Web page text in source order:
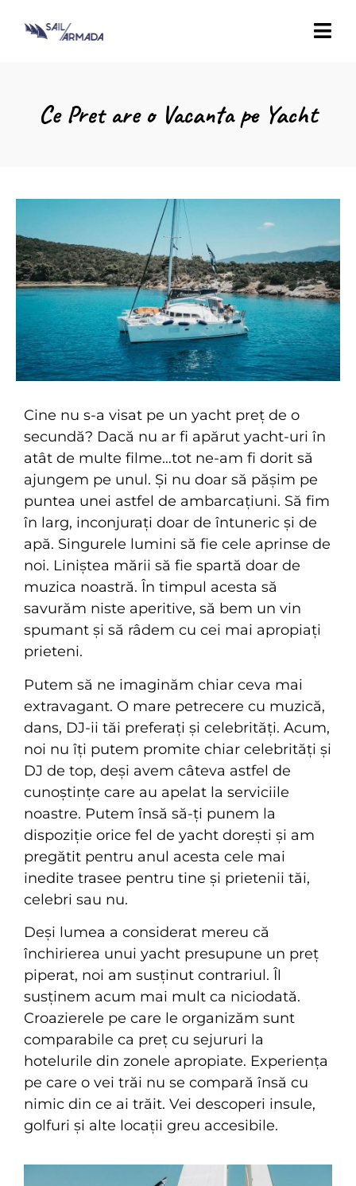
Ce Pret are o Vacanta pe Yacht
Cine nu s-a visat pe un yacht preț de o
secundă? Dacă nu ar fi apărut yacht-uri în
atât de multe filme…tot ne-am fi dorit să
ajungem pe unul. Și nu doar să pășim pe
puntea unei astfel de ambarcațiuni. Să fim
în larg, inconjurați doar de întuneric și de
apă. Singurele lumini să fie cele aprinse de
noi. Liniștea mării să fie spartă doar de
muzica noastră. În timpul acesta să
savurăm niste aperitive, să bem un vin
spumant și să râdem cu cei mai apropiați
prieteni.
Putem să ne imaginăm chiar ceva mai
extravagant. O mare petrecere cu muzică,
dans, DJ-ii tăi preferați și celebrități. Acum,
noi nu îți putem promite chiar celebrități și
DJ de top, deși avem câteva astfel de
cunoștințe care au apelat la serviciile
noastre. Putem însă să-ți punem la
dispoziție orice fel de yacht dorești și am
pregătit pentru anul acesta cele mai
inedite trasee pentru tine și prietenii tăi,
celebri sau nu.
Deși lumea a considerat mereu că
închirierea unui yacht presupune un preț
piperat, noi am susținut contrariul. Îl
susținem acum mai mult ca niciodată.
Croazierele pe care le organizăm sunt
comparabile ca preț cu sejururi la
hotelurile din zonele apropiate. Experiența
pe care o vei trăi nu se compară însă cu
nimic din ce ai trăit. Vei descoperi insule,
golfuri și alte locații greu accesibile.